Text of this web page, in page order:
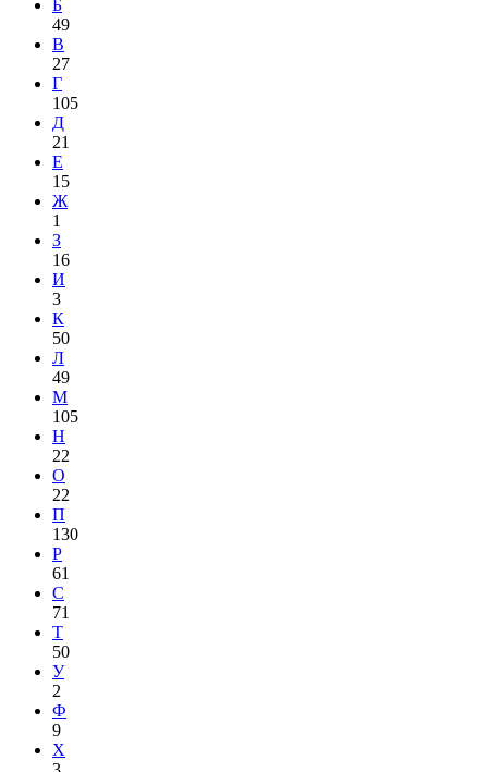
Б
49
В
27
Г
105
Д
21
Е
15
Ж
1
З
16
И
3
К
50
Л
49
М
105
Н
22
О
22
П
130
Р
61
С
71
Т
50
У
2
Ф
9
Х